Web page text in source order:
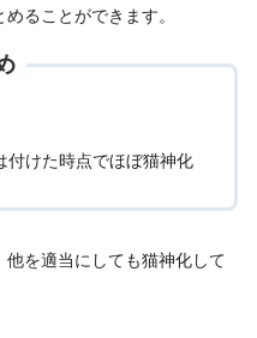
ることができます。
付けた時点でほぼ猫神化
を適当にしても猫神化して